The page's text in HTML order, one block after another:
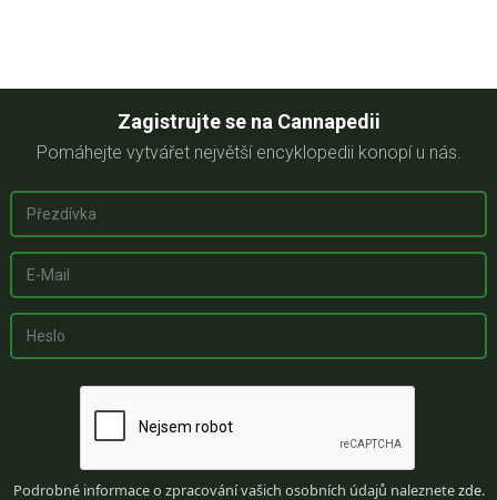
Zagistrujte se na Cannapedii
Pomáhejte vytvářet největší encyklopedii konopí u nás.
Podrobné informace o zpracování vašich osobních údajů naleznetezde.